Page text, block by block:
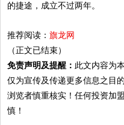
的捷途，成立不过两年。
推荐阅读：旗龙网
（正文已结束）
免责声明及提醒： 此文内容为
仅为宣传及传递更多信息之目
浏览者慎重核实！任何投资加
慎！